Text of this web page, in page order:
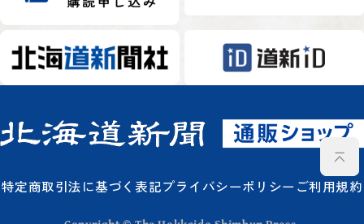
特定商取引法に基づく表記プライバシーポリシー ご利用規約